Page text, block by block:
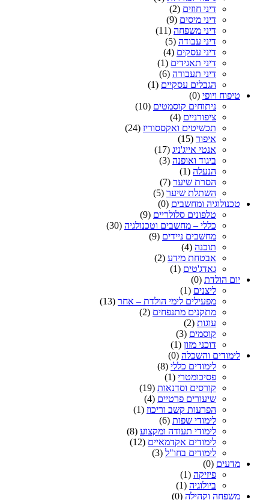
דיני חוזים (2)
דיני מיסים (9)
דיני משפחה (11)
דיני עבודה (5)
דיני עסקים (4)
דיני תאגידים (1)
דיני תעבורה (6)
הגבלים עסקיים (1)
טיפוח ויופי (0)
ניתוחים קוסמטים (10)
ציפורניים (4)
תכשיטים ואקססוריז (24)
איפור (15)
אנטי אייג'ניג (17)
ביגוד ואופנה (3)
הנעלה (1)
הסרת שיער (7)
השתלת שיער (5)
טכנולוגיה ומחשבים (0)
טלפונים סלולריים (9)
כללי – מחשבים וטכנולגיה (30)
מחשבים ניידים (9)
תוכנה (4)
אבטחת מידע (2)
גאדג'טים (1)
יום הולדת (0)
ליצנים (1)
מפעילים לימי הולדת – אחר (13)
מתקנים מתנפחים (2)
עוגות (2)
קוסמים (3)
דוכני מזון (1)
לימודים והשכלה (0)
לימודים כללי (8)
פסיכומטרי (1)
קורסים וסדנאות (19)
שיעורים פרטיים (4)
הפרעות קשב וריכוז (1)
לימודי שפות (6)
לימודי תעודה ומקצוע (8)
לימודים אקדמאיים (12)
לימודים בחו"ל (3)
מדעים (0)
פיזיקה (1)
ביולוגיה (1)
משפחה וקהילה (0)